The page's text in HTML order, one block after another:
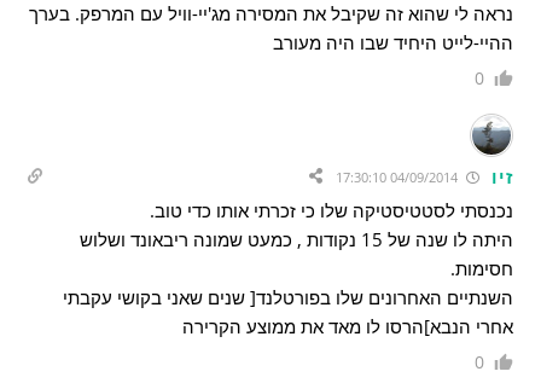
נראה לי שהוא זה שקיבל את המסירה מג'יי-וויל עם המרפק. בערך
ההיי-לייט היחיד שבו היה מעורב
0
זיו
נכנסתי לסטטיסטיקה שלו כי זכרתי אותו כדי טוב.
היתה לו שנה של 15 נקודות , כמעט שמונה ריבאונד ושלוש
חסימות.
השנתיים האחרונים שלו בפורטלנד[ שנים שאני בקושי עקבתי
אחרי הנבא]הרסו לו מאד את ממוצע הקרירה
0